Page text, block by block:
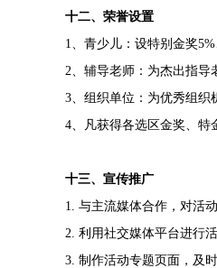
十二、荣誉设置
1、 青少儿 ：设特别金奖5%
2、辅导老师： 为杰出指导
3、组织单位： 为优秀组织
4、凡获得各选区金奖、特
十三、宣传推广
1. 与主流媒体合作，对活
2. 利用社交媒体平台进行
3. 制作活动专题页面，及